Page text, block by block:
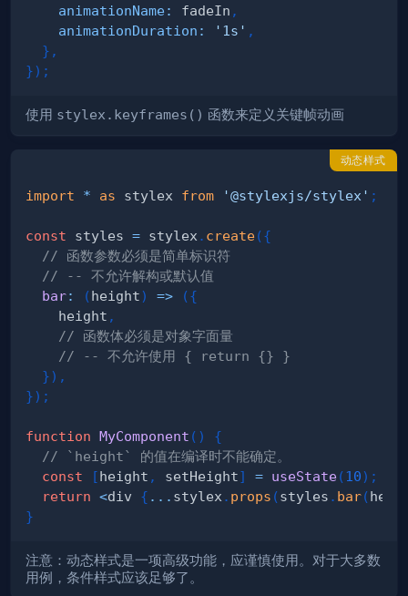
animationName: fadeIn ,
animationDuration : '1s' ,
} ,
}) ;
使用 stylex.keyframes() 函数来定义关键帧动画
动态样式
import * as stylex from '@stylexjs/stylex' ;
const styles = stylex . create({
// 函数参数必须是简单标识符
// -- 不允许解构或默认值
bar: (height) => ({
    height
,
// 函数体必须是对象字面量
// -- 不允许使用 { return {} }
}) ,
}) ;
function MyComponent ( )
{
// `height` 的值在编译时不能确定。
const
[height , setHeight] = useState(10) ;
return <div { ... stylex . props (styles . bar(
}
注意：动态样式是一项高级功能，应谨慎使用。对于大多数
用例，条件样式应该足够了。